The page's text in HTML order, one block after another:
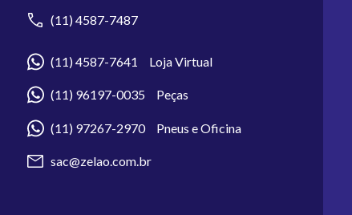
(11) 4587-7487
(11) 4587-7641 Loja Virtual
(11) 96197-0035 Peças
(11) 97267-2970 Pneus e Oficina
sac@zelao.com.br